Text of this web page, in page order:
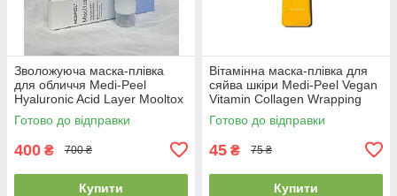
Зволожуюча маска-плівка
для обличчя Medi-Peel
Hyaluronic Acid Layer Mooltox
Wrapping Mask 70мл
Готово до відправки
400 ₴ 700 ₴
Купити
Вітамінна маска-плівка для
сяйва шкіри Medi-Peel Vegan
Vitamin Collagen Wrapping
Mask 4 ml
Готово до відправки
45 ₴ 75 ₴
Купити